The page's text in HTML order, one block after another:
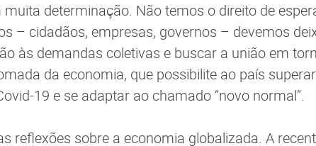
determinação. Não temos o direito de
– cidadãos, empresas, governos – devemos
às demandas coletivas e buscar a união em
da economia, que possibilite ao país
19 e se adaptar ao chamado “novo normal”.
reflexões sobre a economia globalizada. A